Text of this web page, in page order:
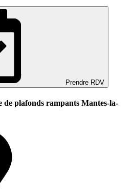
Prendre RDV
de plafonds rampants Mantes-la-